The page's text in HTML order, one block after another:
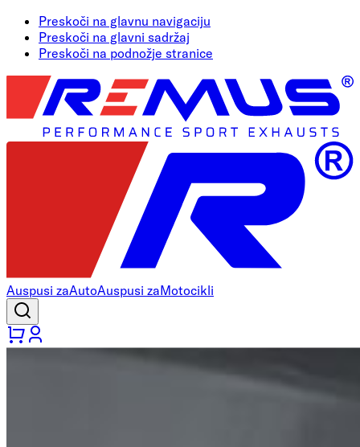
Preskoči na glavnu navigaciju
Preskoči na glavni sadržaj
Preskoči na podnožje stranice
Auspusi zaAutoAuspusi zaMotocikli